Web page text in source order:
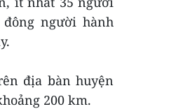
người hành
địa bàn huyện
200 km.